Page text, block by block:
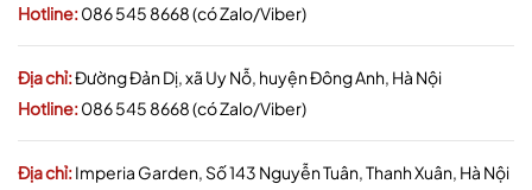
Hotline:086 545 8668 (có Zalo/Viber)
Địa chỉ:Đường Đản Dị, xã Uy Nỗ, huyện Đông Anh, Hà Nội
Hotline:086 545 8668 (có Zalo/Viber)
Địa chỉ:Imperia Garden, Số 143 Nguyễn Tuân, Thanh Xuân, Hà Nội